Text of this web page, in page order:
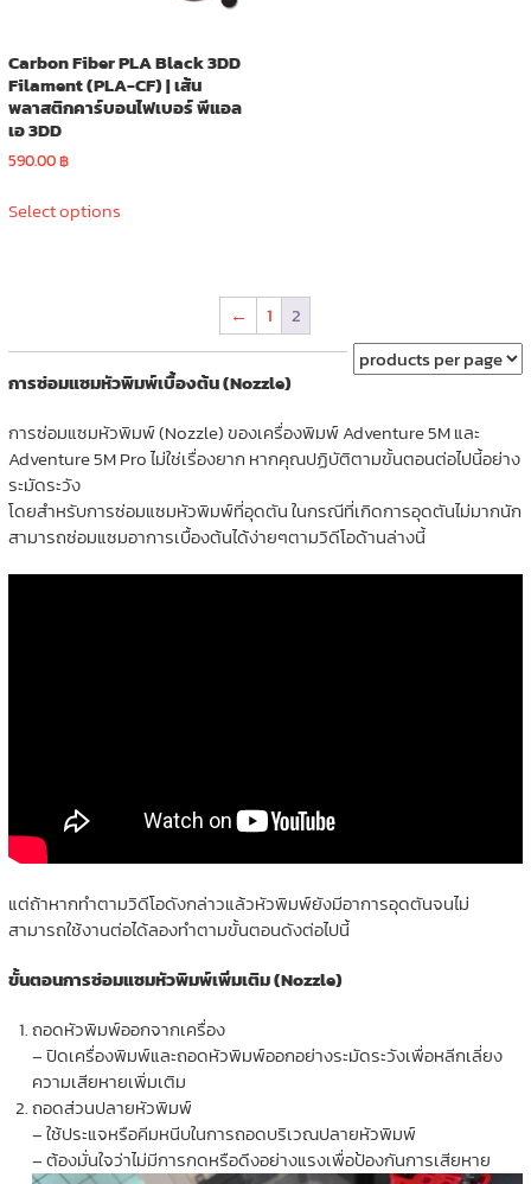
Carbon Fiber PLA Black 3DD
Filament (PLA-CF) | เส้น
พลาสติกคาร์บอนไฟเบอร์ พีแอล
เอ 3DD
590.00฿
Select optionsproduct
options
may
chosen
on
product
page
← 1 2
การซ่อมแซมหัวพิมพ์เบื้องต้น (Nozzle)
การซ่อมแซมหัวพิมพ์ (Nozzle) ของเครื่องพิมพ์ Adventure 5M และ
Adventure 5M Pro ไม่ใช่เรื่องยาก หากคุณปฏิบัติตามขั้นตอนต่อไปนี้อย่าง
ระมัดระวัง
โดยสำหรับการซ่อมแซมหัวพิมพ์ที่อุดตัน ในกรณีที่เกิดการอุดตันไม่มากนัก
สามารถซ่อมแซมอาการเบื้องต้นได้ง่ายๆตามวิดีโอด้านล่างนี้
แต่ถ้าหากทำตามวิดีโอดังกล่าวแล้วหัวพิมพ์ยังมีอาการอุดตันจนไม่
สามารถใช้งานต่อได้ลองทำตามขั้นตอนดังต่อไปนี้
ขั้นตอนการซ่อมแซมหัวพิมพ์เพิ่มเติม (Nozzle)
ถอดหัวพิมพ์ออกจากเครื่อง
– ปิดเครื่องพิมพ์และถอดหัวพิมพ์ออกอย่างระมัดระวังเพื่อหลีกเลี่ยง
ความเสียหายเพิ่มเติม
ถอดส่วนปลายหัวพิมพ์
– ใช้ประแจหรือคีมหนีบในการถอดบริเวณปลายหัวพิมพ์
– ต้องมั่นใจว่าไม่มีการกดหรือดึงอย่างแรงเพื่อป้องกันการเสียหาย